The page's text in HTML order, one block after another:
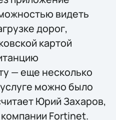
видеть
дорог,
картой
— еще несколько
можно было
Юрий Захаров,
Fortinet.